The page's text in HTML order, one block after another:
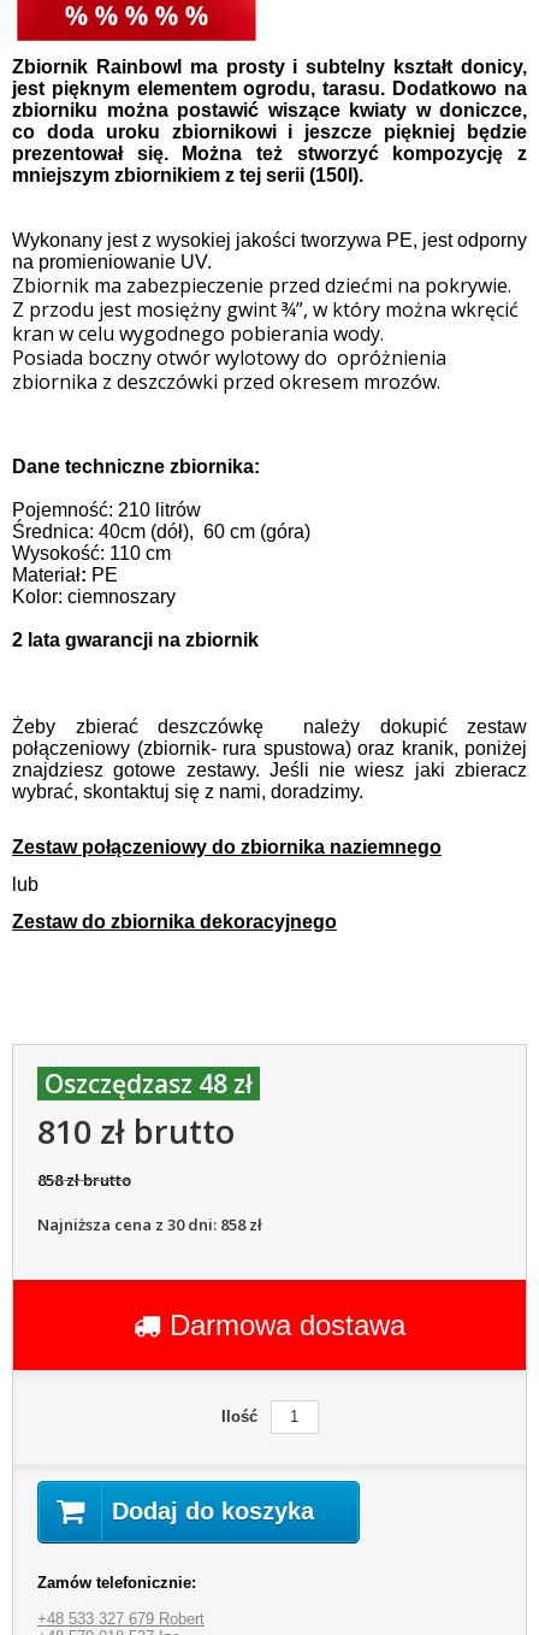
Zbiornik Rainbowl
ma prosty i subtelny kształt donicy,
jest pięknym elementem ogrodu, tarasu. Dodatkowo na
zbiorniku można postawić wiszące kwiaty w doniczce,
co doda uroku zbiornikowi i jeszcze piękniej będzie
prezentował się. Można też stworzyć kompozycję z
mniejszym zbiornikiem z tej serii (150l).
Wykonany jest z wysokiej jakości tworzywa PE, jest odporny
na promieniowanie UV.
Zbiornik ma zabezpieczenie przed dziećmi na pokrywie.
Z przodu jest mosiężny gwint ¾”, w który można wkręcić
kran w celu wygodnego pobierania wody.
Posiada boczny otwór wylotowy do opróżnienia
zbiornika z deszczówki przed okresem mrozów.
Dane techniczne zbiornika:
Pojemność: 210 litrów
Średnica: 40cm (dół), 60 cm (góra)
Wysokość: 110 cm
Materiał: PE
Kolor: ciemnoszary
2 lata gwarancji na zbiornik
Żeby zbierać deszczówkę należy dokupić zestaw
połączeniowy (zbiornik- rura spustowa) oraz kranik, poniżej
znajdziesz gotowe zestawy. Jeśli nie wiesz jaki zbieracz
wybrać, skontaktuj się z nami, doradzimy.
Zestaw połączeniowy do zbiornika naziemnego
lub
Zestaw do zbiornika dekoracyjnego
Oszczędzasz 48 zł
810 zł brutto
858 zł brutto
Najniższa cena z 30 dni: 858 zł
Darmowa dostawa
Ilość
Dodaj do koszyka
Zamów telefonicznie:
+48 533 327 679 Robert